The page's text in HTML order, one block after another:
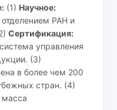
(1) Научное:
РАН и
Сертификация:
управления
(3)
в более чем 200
стран. (4)